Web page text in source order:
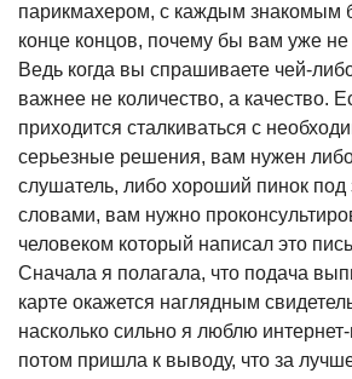
парикмахером, с каждым знакомым
конце концов, почему бы вам уже
Ведь когда вы спрашиваете чей-
важнее не количество, а качество.
приходится сталкиваться с
серьезные решения, вам нужен
слушатель, либо хороший пинок
словами, вам нужно
человеком который написал это
Сначала я полагала, что подача
карте окажется наглядным
насколько сильно я люблю
потом пришла к выводу, что за